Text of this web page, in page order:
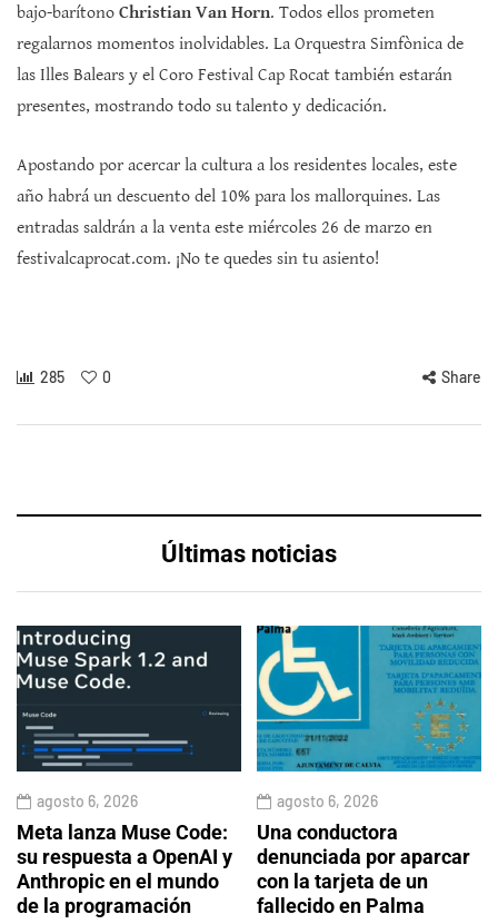
bajo-barítono Christian Van Horn. Todos ellos prometen
regalarnos momentos inolvidables. La Orquestra Simfònica de
las Illes Balears y el Coro Festival Cap Rocat también estarán
presentes, mostrando todo su talento y dedicación.
Apostando por acercar la cultura a los residentes locales, este
año habrá un descuento del 10% para los mallorquines. Las
entradas saldrán a la venta este miércoles 26 de marzo en
festivalcaprocat.com. ¡No te quedes sin tu asiento!
285 0 Share
Últimas noticias
agosto 6, 2026
Meta lanza Muse Code:
su respuesta a OpenAI y
Anthropic en el mundo
de la programación
agosto 6, 2026
Una conductora
denunciada por aparcar
con la tarjeta de un
fallecido en Palma